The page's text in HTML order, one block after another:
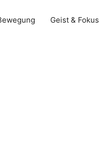
Geist & Fokus